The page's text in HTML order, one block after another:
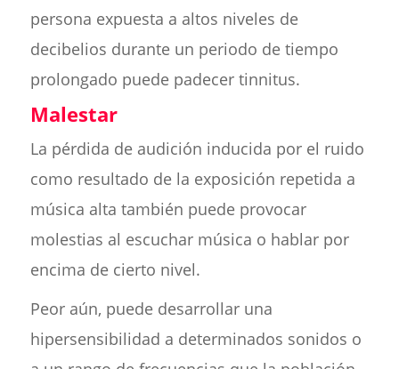
persona expuesta a altos niveles de
decibelios durante un periodo de tiempo
prolongado puede padecer tinnitus.
Malestar
La pérdida de audición inducida por el ruido
como resultado de la exposición repetida a
música alta también puede provocar
molestias al escuchar música o hablar por
encima de cierto nivel.
Peor aún, puede desarrollar una
hipersensibilidad a determinados sonidos o